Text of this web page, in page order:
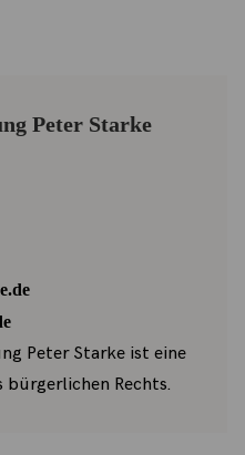
Peter Starke
Peter Starke ist eine
Rechts.